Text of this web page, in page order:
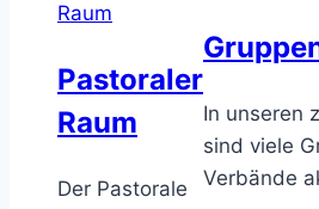
Raum
Pastoraler
Raum
Der Pastorale
In unseren
sind viele
Verbände